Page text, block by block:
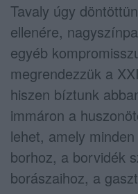
Tavaly úgy
ellenére,
egyéb
megrendezzük a
hiszen bíztunk
immáron a
lehet, amely
borhoz, a borvidék
borászaihoz, a